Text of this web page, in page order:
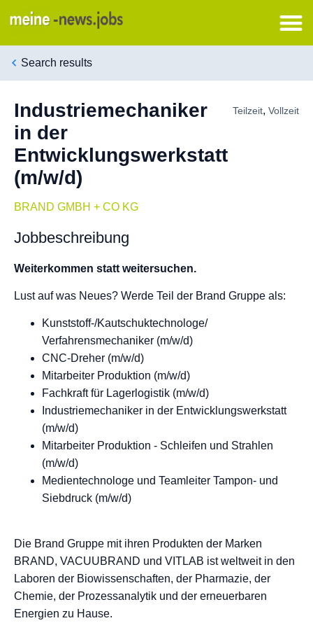
Search results
Industriemechaniker
in der
Entwicklungswerkstatt
(m/w/d)
BRAND GMBH + CO KG
Teilzeit, Vollzeit
Jobbeschreibung
Weiterkommen statt weitersuchen.
Lust auf was Neues? Werde Teil der Brand Gruppe als:
Kunststoff-/Kautschuktechnologe/
Verfahrensmechaniker (m/w/d)
CNC-Dreher (m/w/d)
Mitarbeiter Produktion (m/w/d)
Fachkraft für Lagerlogistik (m/w/d)
Industriemechaniker in der Entwicklungswerkstatt
(m/w/d)
Mitarbeiter Produktion - Schleifen und Strahlen
(m/w/d)
Medientechnologe und Teamleiter Tampon- und
Siebdruck (m/w/d)
Die Brand Gruppe mit ihren Produkten der Marken
BRAND, VACUUBRAND und VITLAB ist weltweit in den
Laboren der Biowissenschaften, der Pharmazie, der
Chemie, der Prozessanalytik und der erneuerbaren
Energien zu Hause.